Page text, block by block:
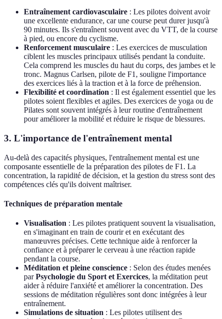
Entraînement cardiovasculaire : Les pilotes doivent avoir
une excellente endurance, car une course peut durer jusqu'à
90 minutes. Ils s'entraînent souvent avec du VTT, de la course
à pied, ou encore du cyclisme.
Renforcement musculaire : Les exercices de musculation
ciblent les muscles principaux utilisés pendant la conduite.
Cela comprend les muscles du haut du corps, des jambes et le
tronc. Magnus Carlsen, pilote de F1, souligne l'importance
des exercices liés à la traction et à la force de préhension.
Flexibilité et coordination : Il est également essentiel que les
pilotes soient flexibles et agiles. Des exercices de yoga ou de
Pilates sont souvent intégrés à leur routine d'entraînement
pour améliorer la mobilité et réduire le risque de blessures.
3. L'importance de l'entraînement mental
Au-delà des capacités physiques, l'entraînement mental est une
composante essentielle de la préparation des pilotes de F1. La
concentration, la rapidité de décision, et la gestion du stress sont des
compétences clés qu'ils doivent maîtriser.
Techniques de préparation mentale
Visualisation : Les pilotes pratiquent souvent la visualisation,
en s'imaginant en train de courir et en exécutant des
manœuvres précises. Cette technique aide à renforcer la
confiance et à préparer le cerveau à une réaction rapide
pendant la course.
Méditation et pleine conscience : Selon des études menées
parPsychologie du Sport et Exercices, la méditation peut
aider à réduire l'anxiété et améliorer la concentration. Des
sessions de méditation régulières sont donc intégrées à leur
entraînement.
Simulations de situation : Les pilotes utilisent des